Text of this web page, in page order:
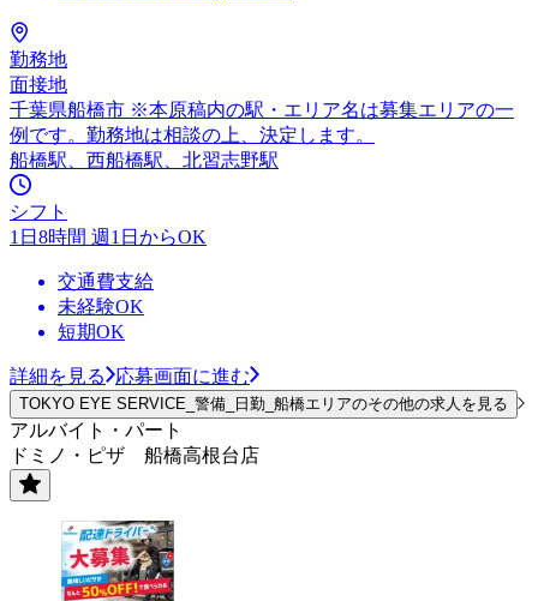
勤務地
面接地
千葉県船橋市 ※本原稿内の駅・エリア名は募集エリアの一
例です。勤務地は相談の上、決定します。
船橋駅、西船橋駅、北習志野駅
シフト
1日8時間 週1日からOK
交通費支給
未経験OK
短期OK
詳細を見る 応募画面に進む
TOKYO EYE SERVICE_警備_日勤_船橋エリアのその他の求人を見る
アルバイト・パート
ドミノ・ピザ 船橋高根台店